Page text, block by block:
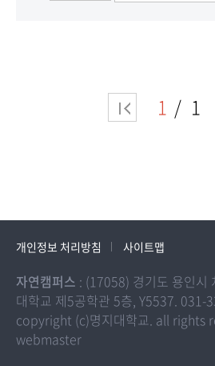
1 1
개인정보 처리방침 사이트맵
자연캠퍼스 : (17058) 경기도 용인시
대학교 제5공학관 5층, Y5537. 031-
copyright (c)명지대학교. all rights
webmaster